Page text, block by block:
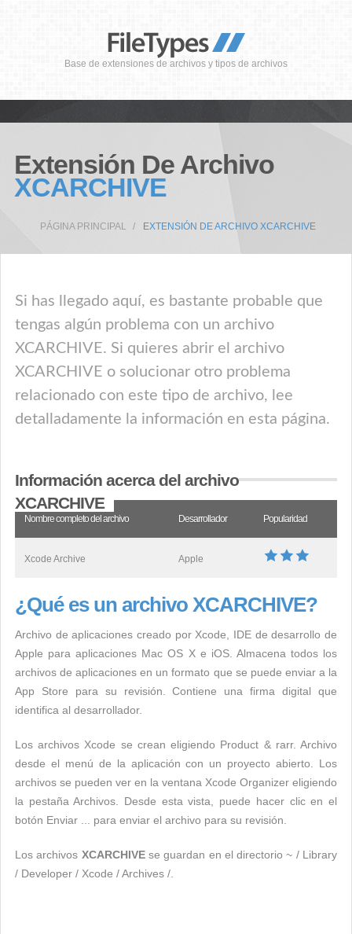
Base de extensiones de archivos y tipos de archivos
Extensión De Archivo
XCARCHIVE
PÁGINA PRINCIPAL EXTENSIÓN DE ARCHIVO XCARCHIVE
Si has llegado aquí, es bastante probable que
tengas algún problema con un archivo
XCARCHIVE. Si quieres abrir el archivo
XCARCHIVE o solucionar otro problema
relacionado con este tipo de archivo, lee
detalladamente la información en esta página.
Información acerca del archivo
XCARCHIVE
Nombre completo del archivo Desarrollador Popularidad
Xcode Archive Apple
¿Qué es un archivo XCARCHIVE?
Archivo de aplicaciones creado por Xcode, IDE de desarrollo de
Apple para aplicaciones Mac OS X e iOS. Almacena todos los
archivos de aplicaciones en un formato que se puede enviar a la
App Store para su revisión. Contiene una firma digital que
identifica al desarrollador.
Los archivos Xcode se crean eligiendo Product & rarr. Archivo
desde el menú de la aplicación con un proyecto abierto. Los
archivos se pueden ver en la ventana Xcode Organizer eligiendo
la pestaña Archivos. Desde esta vista, puede hacer clic en el
botón Enviar ... para enviar el archivo para su revisión.
Los archivos XCARCHIVEse guardan en el directorio ~ / Library
/ Developer / Xcode / Archives /.